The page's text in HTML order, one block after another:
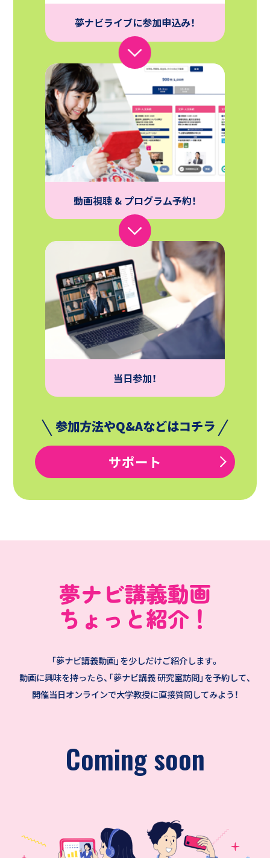
夢ナビライブに参加申込み！
動画視聴 & プログラム予約！
当日参加！
参加方法やQ&Aなどはコチラ
サポート
夢ナビ講義動画
ちょっと紹介！
「夢ナビ講義動画」を少しだけご紹介します。
動画に興味を持ったら、「夢ナビ講義 研究室訪問」を予約して、
開催当日オンラインで大学教授に直接質問してみよう！
Coming soon